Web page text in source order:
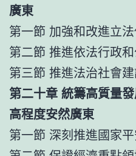
廣東
第一節 加強和改進立
第二節 推進依法行政
第三節 推進法治社會
第二十章 統籌高質量
高程度安然廣東
第一節 深刻推進國家